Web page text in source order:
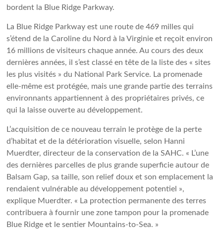
bordent la Blue Ridge Parkway.
La Blue Ridge Parkway est une route de 469 milles qui
s’étend de la Caroline du Nord à la Virginie et reçoit environ
16 millions de visiteurs chaque année. Au cours des deux
dernières années, il s’est classé en tête de la liste des « sites
les plus visités » du National Park Service. La promenade
elle-même est protégée, mais une grande partie des terrains
environnants appartiennent à des propriétaires privés, ce
qui la laisse ouverte au développement.
L’acquisition de ce nouveau terrain le protège de la perte
d’habitat et de la détérioration visuelle, selon Hanni
Muerdter, directeur de la conservation de la SAHC. « L’une
des dernières parcelles de plus grande superficie autour de
Balsam Gap, sa taille, son relief doux et son emplacement la
rendaient vulnérable au développement potentiel »,
explique Muerdter. « La protection permanente des terres
contribuera à fournir une zone tampon pour la promenade
Blue Ridge et le sentier Mountains-to-Sea. »